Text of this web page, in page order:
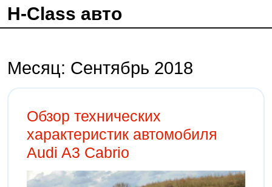
H-Class авто
Месяц: Сентябрь 2018
Обзор технических
характеристик автомобиля
Audi A3 Cabrio